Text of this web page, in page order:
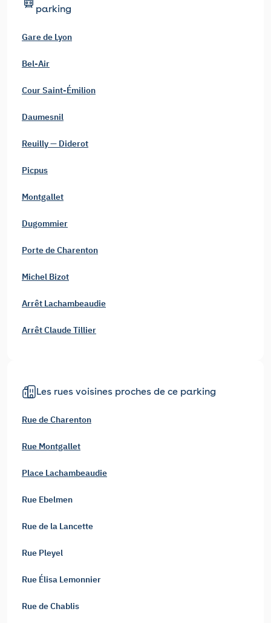
parking
Gare de Lyon
Bel-Air
Cour Saint-Émilion
Daumesnil
Reuilly — Diderot
Picpus
Montgallet
Dugommier
Porte de Charenton
Michel Bizot
Arrêt Lachambeaudie
Arrêt Claude Tillier
Les rues voisines proches de ce parking
Rue de Charenton
Rue Montgallet
Place Lachambeaudie
Rue Ebelmen
Rue de la Lancette
Rue Pleyel
Rue Élisa Lemonnier
Rue de Chablis